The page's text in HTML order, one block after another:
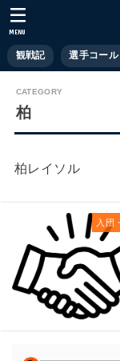
観戦記 選手コール
MENU
柏
柏レイソル
入団